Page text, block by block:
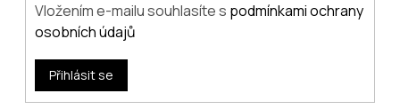
Vložením e-mailu souhlasíte s podmínkami ochrany
osobních údajů
Přihlásit se